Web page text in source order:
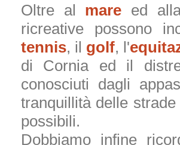
Oltre al mare ed
ricreative possono
tennis, il golf, l'
di Cornia ed il
conosciuti dagli
tranquillità delle
possibili.
Dobbiamo infine